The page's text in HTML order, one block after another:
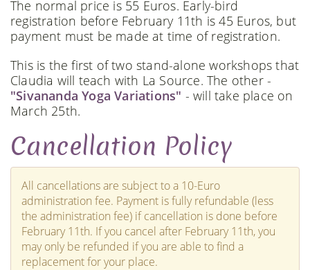
The normal price is 55 Euros. Early-bird
registration before February 11th is 45 Euros, but
payment must be made at time of registration.
This is the first of two stand-alone workshops that
Claudia will teach with La Source. The other -
"Sivananda Yoga Variations" - will take place on
March 25th.
Cancellation Policy
All cancellations are subject to a 10-Euro
administration fee. Payment is fully refundable (less
the administration fee) if cancellation is done before
February 11th. If you cancel after February 11th, you
may only be refunded if you are able to find a
replacement for your place.